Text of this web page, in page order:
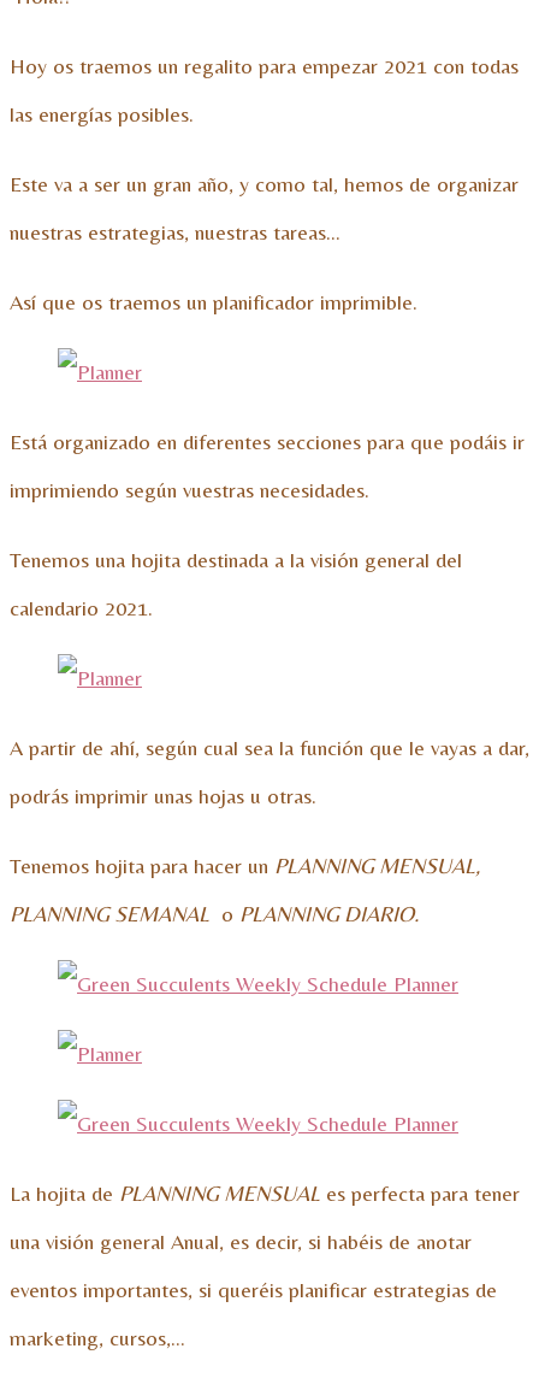
Hoy os traemos un regalito para empezar 2021 con todas
las energías posibles.
Este va a ser un gran año, y como tal, hemos de organizar
nuestras estrategias, nuestras tareas…
Así que os traemos un planificador imprimible.
Está organizado en diferentes secciones para que podáis ir
imprimiendo según vuestras necesidades.
Tenemos una hojita destinada a la visión general del
calendario 2021.
A partir de ahí, según cual sea la función que le vayas a dar,
podrás imprimir unas hojas u otras.
Tenemos hojita para hacer un PLANNING MENSUAL,
PLANNING SEMANAL o PLANNING DIARIO.
La hojita de PLANNING MENSUAL es perfecta para tener
una visión general Anual, es decir, si habéis de anotar
eventos importantes, si queréis planificar estrategias de
marketing, cursos,…